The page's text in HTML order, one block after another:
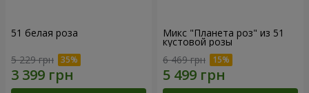
51 белая роза
5 229 грн
Микс "Планета роз" из 51
кустовой розы
6 469 грн